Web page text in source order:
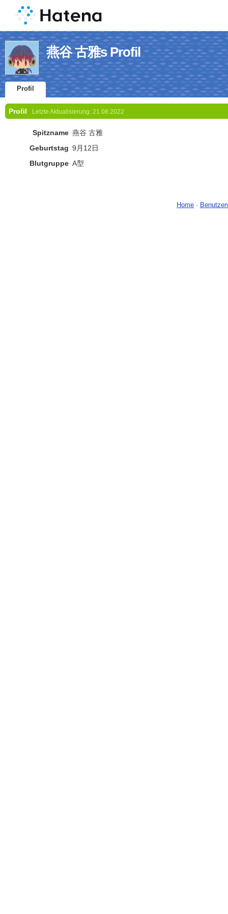
燕谷 古雅s Profil
Profil
Profil Letzte Aktualisierung: 21.08.2022
Spitzname 燕谷 古雅
Geburtstag 9月12日
Blutgruppe A型
Home -